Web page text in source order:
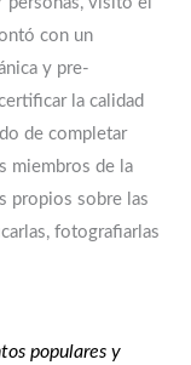
con un
y pre-
la calidad
de completar
miembros de la
propios sobre las
fotografiarlas
populares y